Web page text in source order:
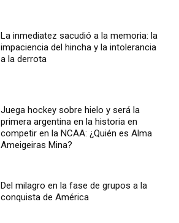
La inmediatez sacudió a la memoria: la
impaciencia del hincha y la intolerancia
a la derrota
Juega hockey sobre hielo y será la
primera argentina en la historia en
competir en la NCAA: ¿Quién es Alma
Ameigeiras Mina?
Del milagro en la fase de grupos a la
conquista de América